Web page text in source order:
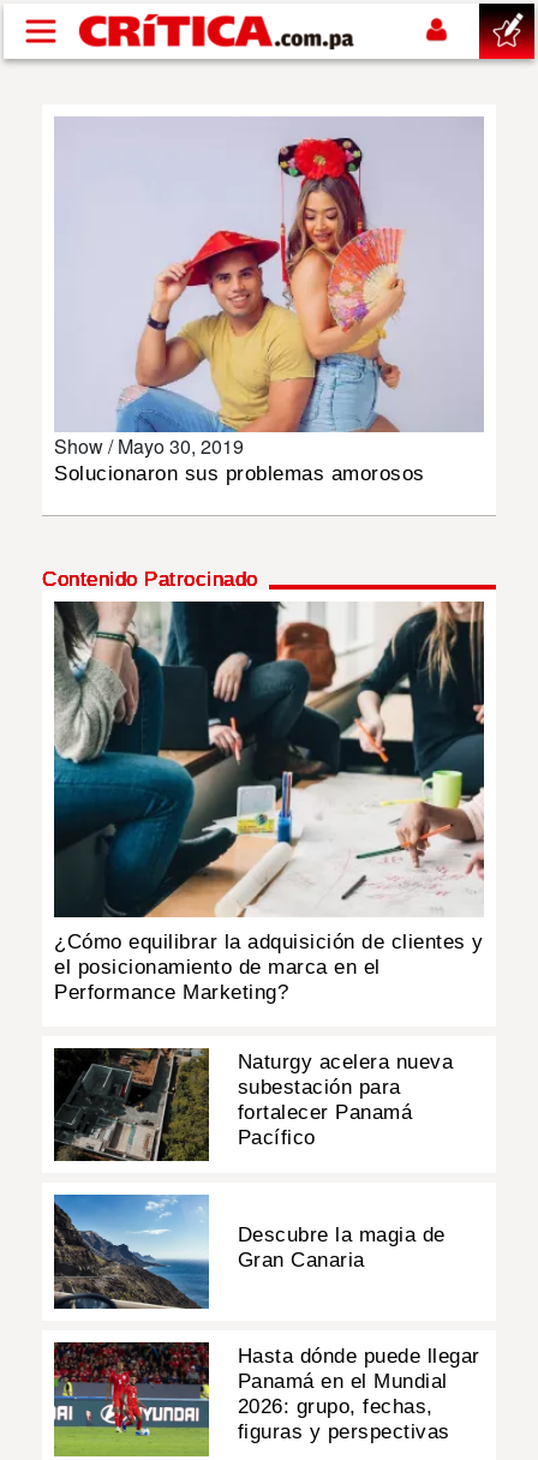
Pasar al contenido principal
DEPORTES
MUNDO
INSÓLITAS
MULTIMEDIA
IMPRESO
Show /Mayo 30, 2019
Solucionaron sus problemas amorosos
Contenido Patrocinado
¿Cómo equilibrar la adquisición de clientes y
el posicionamiento de marca en el
Performance Marketing?
Naturgy acelera nueva
subestación para
fortalecer Panamá
Pacífico
Descubre la magia de
Gran Canaria
Hasta dónde puede llegar
Panamá en el Mundial
2026: grupo, fechas,
figuras y perspectivas